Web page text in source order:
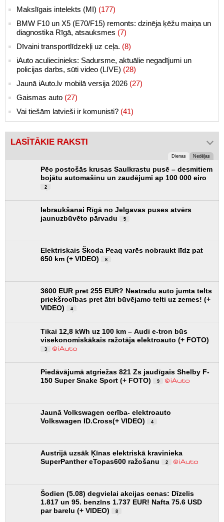
Makslīgais intelekts (MI) (177)
BMW F10 un X5 (E70/F15) remonts: dzinēja ķēžu maiņa un
diagnostika Rīgā, atsauksmes (7)
Dīvaini transportlīdzekļi uz ceļa. (8)
iAuto aculiecinieks: Sadursme, aktuālie negadījumi un
policijas darbs, sūti video (LIVE) (28)
Jaunā iAuto.lv mobilā versija 2026 (27)
Gaismas auto (27)
Vai tiešām latvieši ir komunisti? (41)
LASĪTĀKIE RAKSTI
Dienas Nedēļas
Pēc postošās krusas Saulkrastu pusē – desmitiem
bojātu automašīnu un zaudējumi ap 100 000 eiro
2
Iebraukšanai Rīgā no Jelgavas puses atvērs
jaunuzbūvēto pārvadu
5
Elektriskais Škoda Peaq varēs nobraukt līdz pat
650 km (+ VIDEO)
8
3600 EUR pret 255 EUR? Neatradu auto jumta telts
priekšrocības pret ātri būvējamo telti uz zemes! (+
VIDEO)
4
Tikai 12,8 kWh uz 100 km – Audi e-tron būs
visekonomiskākais ražotāja elektroauto (+ FOTO)
3
Piedāvājumā atgriežas 821 Zs jaudīgais Shelby F-
150 Super Snake Sport (+ FOTO)
9
Jaunā Volkswagen cerība- elektroauto
Volkswagen ID.Cross(+ VIDEO)
4
Austrijā uzsāk Ķīnas elektriskā kravinieka
SuperPanther eTopas600 ražošanu
2
Šodien (5.08) degvielai akcijas cenas: Dīzelis
1.817 un 95. benzīns 1.737 EUR! Nafta 75.6 USD
par barelu (+ VIDEO)
8